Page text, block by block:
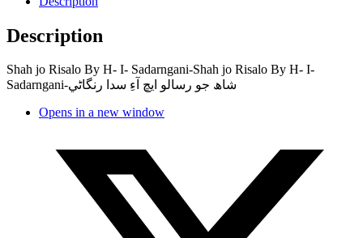
Description
Shah jo Risalo By H- I- Sadarngani-Shah jo Risalo By H- I-
Sadarngani-شاھ جو رسالو ايڇ آءِ سدا رنگاڻي
Opens in a new window